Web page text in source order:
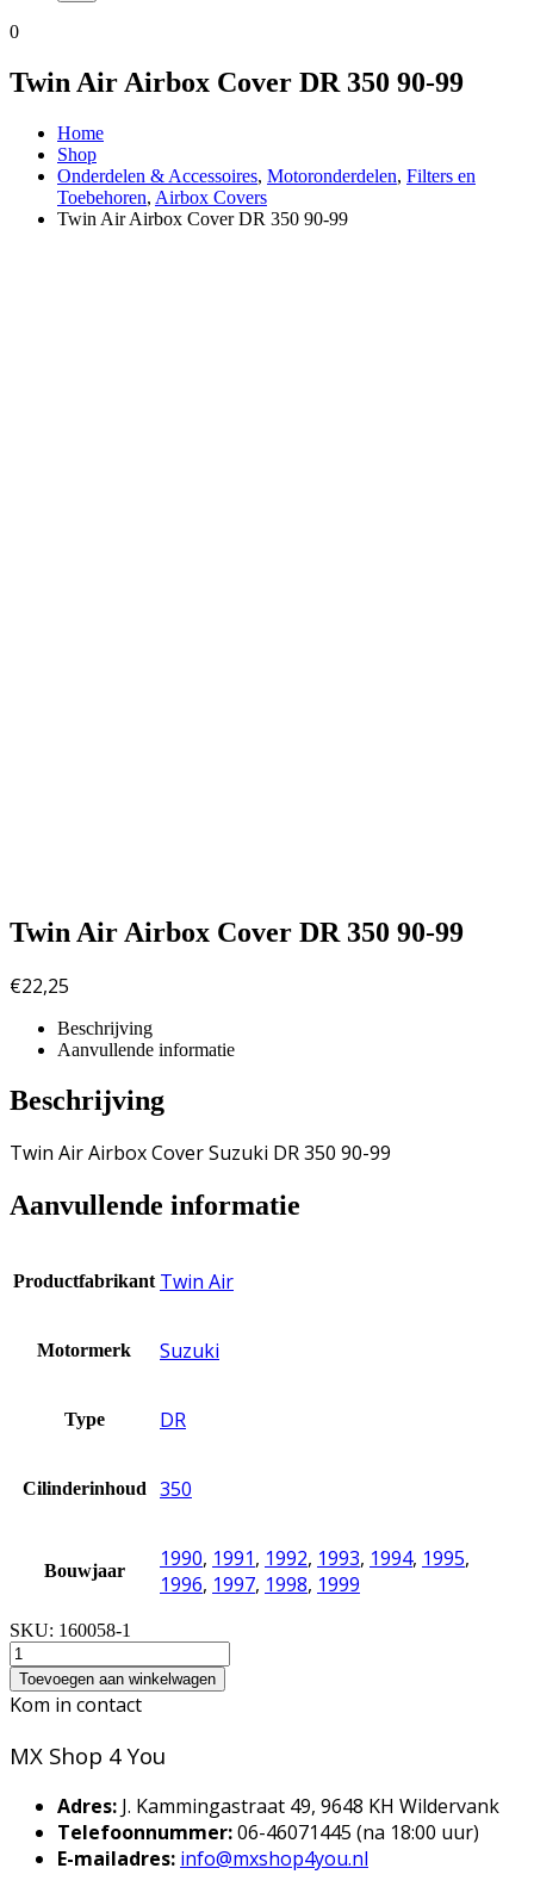
0
Twin Air Airbox Cover DR 350 90-99
Home
Shop
Onderdelen & Accessoires, Motoronderdelen, Filters en
Toebehoren, Airbox Covers
Twin Air Airbox Cover DR 350 90-99
Twin Air Airbox Cover DR 350 90-99
€22,25
Beschrijving
Aanvullende informatie
Beschrijving
Twin Air Airbox Cover Suzuki DR 350 90-99
Aanvullende informatie
Productfabrikant Twin Air
Motormerk Suzuki
Type DR
Cilinderinhoud 350
Bouwjaar 1990, 1991, 1992, 1993, 1994, 1995,
1996, 1997, 1998, 1999
SKU: 160058-1
Toevoegen aan winkelwagen
Kom in contact
MX Shop 4 You
Adres: J. Kammingastraat 49, 9648 KH Wildervank
Telefoonnummer:06-46071445 (na 18:00 uur)
E-mailadres: info@mxshop4you.nl